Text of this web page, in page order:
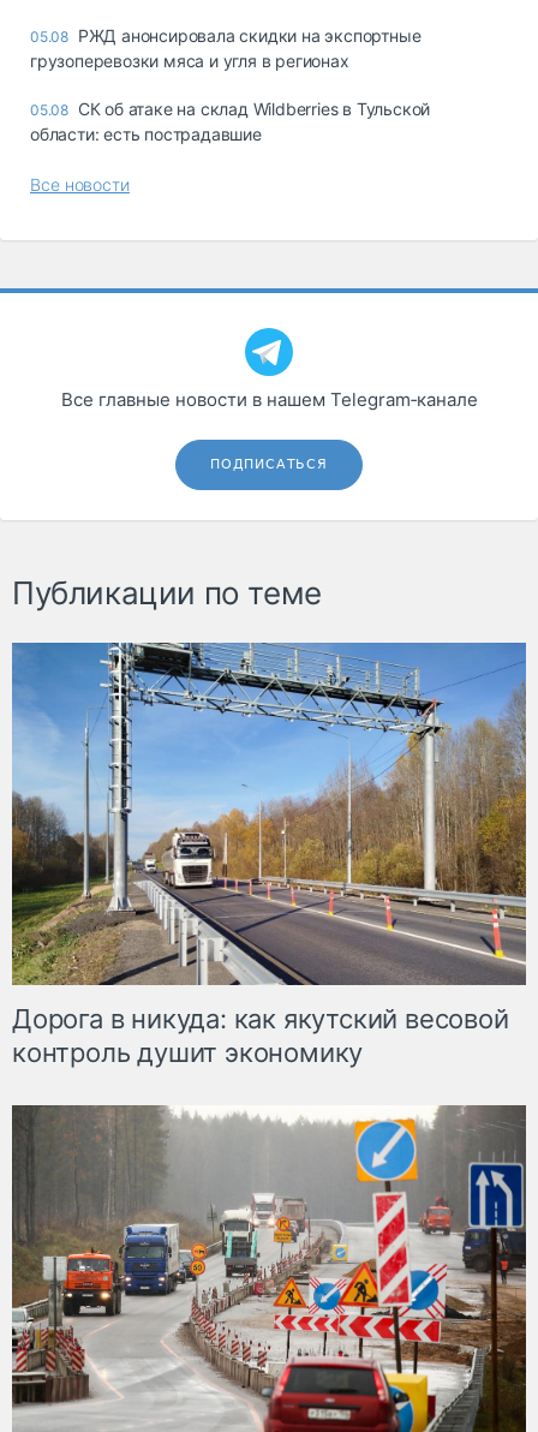
05.08 РЖД анонсировала скидки на экспортные
грузоперевозки мяса и угля в регионах
05.08 СК об атаке на склад Wildberries в Тульской
области: есть пострадавшие
Все новости
Все главные новости в нашем Telegram‑канале
ПОДПИСАТЬСЯ
Публикации по теме
Дорога в никуда: как якутский весовой
контроль душит экономику